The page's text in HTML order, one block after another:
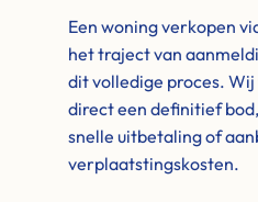
Een woning verkopen
het traject van
dit volledige proces.
direct een definitief
snelle uitbetaling of
verplaatstingskosten.